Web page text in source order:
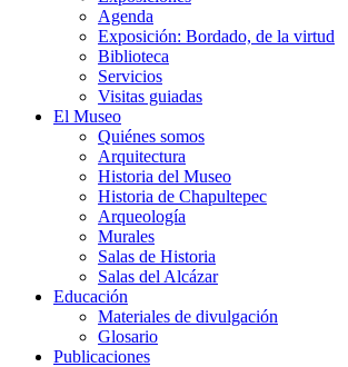
Agenda
Exposición: Bordado, de la virtud
Biblioteca
Servicios
Visitas guiadas
El Museo
Quiénes somos
Arquitectura
Historia del Museo
Historia de Chapultepec
Arqueología
Murales
Salas de Historia
Salas del Alcázar
Educación
Materiales de divulgación
Glosario
Publicaciones